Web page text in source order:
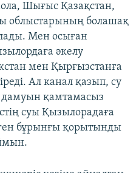
Шығыс Қазақстан,
облыстарының болашақ
Мен осыған
әкелу
мен Қырғызстанға
Ал канал қазып, су
қамтамасыз
суы Қызылорадаға
бұрынғы қорытынды